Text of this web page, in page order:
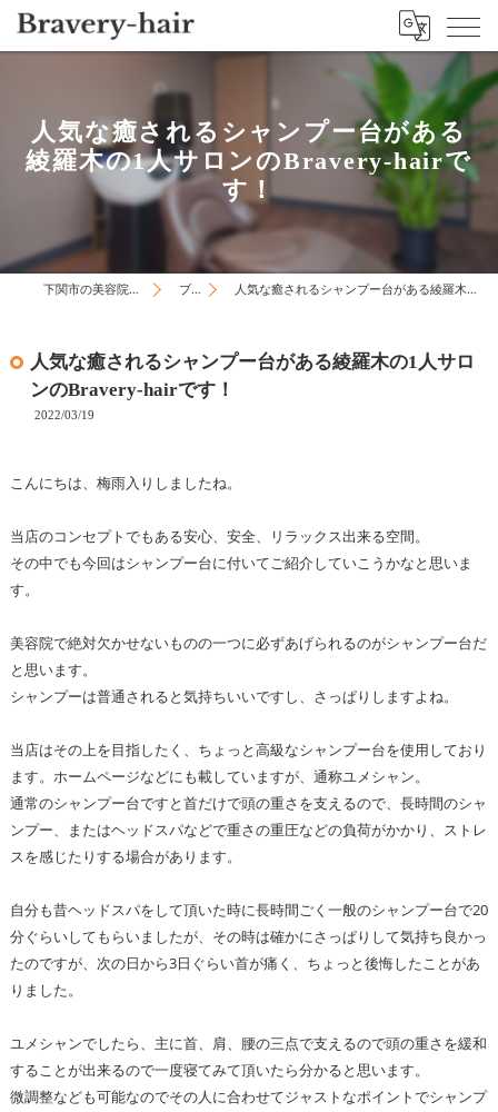
人気な癒されるシャンプー台がある
綾羅木の1人サロンのBravery-hairで
す！
下関市の美容院はBravery-hair ブログ 人気な癒されるシャンプー台がある綾羅木の1人サロンのBravery-hairです！
人気な癒されるシャンプー台がある綾羅木の1人サロ
ンのBravery-hairです！
2022/03/19
こんにちは、梅雨入りしましたね。
当店のコンセプトでもある安心、安全、リラックス出来る空間。
その中でも今回はシャンプー台に付いてご紹介していこうかなと思いま
す。
美容院で絶対欠かせないものの一つに必ずあげられるのがシャンプー台だ
と思います。
シャンプーは普通されると気持ちいいですし、さっぱりしますよね。
当店はその上を目指したく、ちょっと高級なシャンプー台を使用しており
ます。ホームページなどにも載していますが、通称ユメシャン。
通常のシャンプー台ですと首だけで頭の重さを支えるので、長時間のシャ
ンプー、またはヘッドスパなどで重さの重圧などの負荷がかかり、ストレ
スを感じたりする場合があります。
自分も昔ヘッドスパをして頂いた時に長時間ごく一般のシャンプー台で20
分ぐらいしてもらいましたが、その時は確かにさっぱりして気持ち良かっ
たのですが、次の日から3日ぐらい首が痛く、ちょっと後悔したことがあ
りました。
ユメシャンでしたら、主に首、肩、腰の三点で支えるので頭の重さを緩和
することが出来るので一度寝てみて頂いたら分かると思います。
微調整なども可能なのでその人に合わせてジャストなポイントでシャンプ